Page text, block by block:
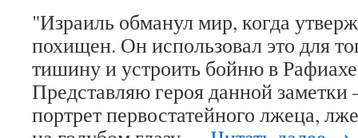
"Израиль обманул мир, когда
похищен. Он использовал это для
тишину и устроить бойню в
Представляю героя данной заметки
портрет первостатейного лжеца,